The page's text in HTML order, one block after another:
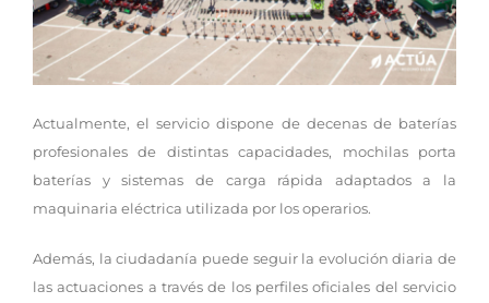
Actualmente, el servicio dispone de decenas de baterías
profesionales de distintas capacidades, mochilas porta
baterías y sistemas de carga rápida adaptados a la
maquinaria eléctrica utilizada por los operarios.
Además, la ciudadanía puede seguir la evolución diaria de
las actuaciones a través de los perfiles oficiales del servicio